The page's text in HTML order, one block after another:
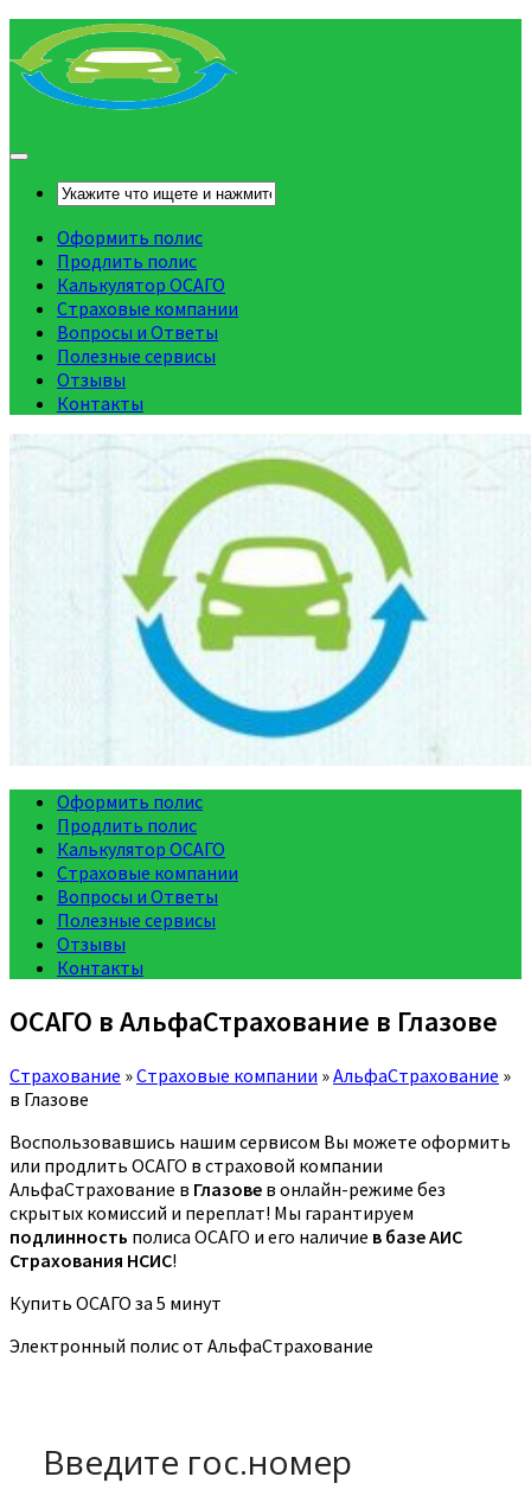
Оформить полис
Продлить полис
Калькулятор ОСАГО
Страховые компании
Вопросы и Ответы
Полезные сервисы
Отзывы
Контакты
Оформить полис
Продлить полис
Калькулятор ОСАГО
Страховые компании
Вопросы и Ответы
Полезные сервисы
Отзывы
Контакты
ОСАГО в АльфаСтрахование в Глазове
Страхование »Страховые компании »АльфаСтрахование »
в Глазове
Воспользовавшись нашим сервисом Вы можете оформить
или продлить ОСАГО в страховой компании
АльфаСтрахование в Глазове в онлайн-режиме без
скрытых комиссий и переплат! Мы гарантируем
подлинность полиса ОСАГО и его наличие в базе АИС
Страхования НСИС!
Купить ОСАГО за 5 минут
Электронный полис от АльфаСтрахование